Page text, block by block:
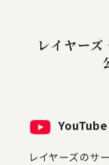
レイヤー
YouTube
レイヤーズのサ